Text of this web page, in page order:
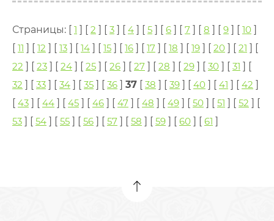
Страницы: [ 1 ] [ 2 ] [ 3 ] [ 4 ] [ 5 ] [ 6 ] [ 7 ] [ 8 ] [ 9 ] [ 10 ]
[ 11 ] [ 12 ] [ 13 ] [ 14 ] [ 15 ] [ 16 ] [ 17 ] [ 18 ] [ 19 ] [ 20 ] [ 21 ] [
22 ] [ 23 ] [ 24 ] [ 25 ] [ 26 ] [ 27 ] [ 28 ] [ 29 ] [ 30 ] [ 31 ] [
32 ] [ 33 ] [ 34 ] [ 35 ] [ 36 ] 37 [ 38 ] [ 39 ] [ 40 ] [ 41 ] [ 42 ]
[ 43 ] [ 44 ] [ 45 ] [ 46 ] [ 47 ] [ 48 ] [ 49 ] [ 50 ] [ 51 ] [ 52 ] [
53 ] [ 54 ] [ 55 ] [ 56 ] [ 57 ] [ 58 ] [ 59 ] [ 60 ] [ 61 ]